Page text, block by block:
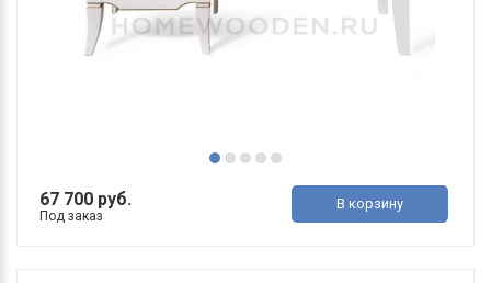
67 700 руб.
Под заказ
В корзину